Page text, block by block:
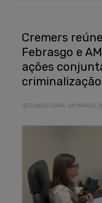
Cremers
Febrasgo e
ações
SEGUNDA-FEIRA, 09 MARÇO